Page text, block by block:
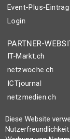
Event-Plus-Eintrag
Login
PARTNER-
IT-Markt.ch
netzwoche.ch
ICTjournal
netzmedien.ch
© NETZMEDIEN
Impressum
Diese Website